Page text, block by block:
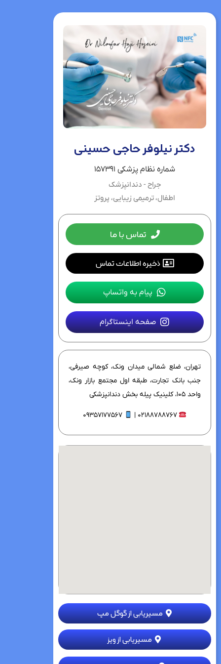
دکتر نیلوفر حاجی حسینی
شماره نظام پزشکی ۱۵۷۳۹۱
جراح - دندانپزشک
اطفال، ترمیمی زیبایی، پروتز
تماس با ما
ذخیره اطلاعات تماس
پیام به واتساپ
صفحه اینستاگرام
تهران، ضلع شمالی میدان ونک، کوچه صیرفی،
جنب بانک تجارت، طبقه اول مجتمع بازار ونک،
واحد ۱۰۵، کلینیک پیله بخش دندانپزشکی
۰۲۱۸۸۷۸۸۷۶۷ | ۰۹۳۵۷۱۷۷۵۶۷
مسیریابی از گوگل مپ
مسیریابی از ویز